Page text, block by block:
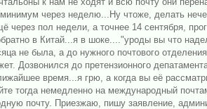
через неделю...Ну чтоже, делать
через пол недели, а точнее 14 сентября,
в Китай...я в шоке...."уроды вы что
не была, а до нужного почтового
Дозвонился до претензионного
время...я грю, а когда вы её
тогда немедленно на международный
почту. Приезжаю, пишу заявление,